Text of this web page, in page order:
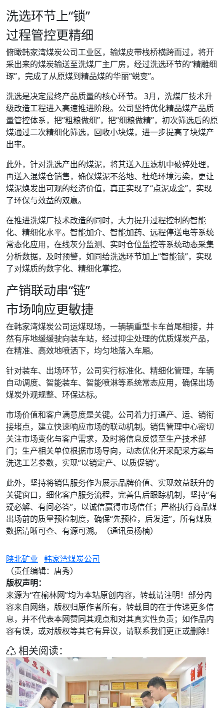
洗选环节上“锁”
过程管控更精细
俯瞰韩家湾煤炭公司工业区，输煤皮带栈桥横跨而过，将开
采出来的煤炭输送至洗煤厂主厂房，经过洗选环节的“精雕细
琢”，完成了从原煤到精品煤的华丽“蜕变”。
洗选是决定最终产品质量的核心环节。 3月，洗煤厂技术升
级改造工程进入高速推进阶段。公司坚持优化精品煤产品质
量管控体系，把“粗粮做细”，把“细粮做精”，初次筛选后的原
煤通过二次精细化筛选，回收小块煤，进一步提高了块煤产
出率。
此外，针对洗选产出的煤泥，将其送入压滤机中破碎处理，
再送入混煤仓销售，确保煤泥不落地、杜绝环境污染，更让
煤泥焕发出可观的经济价值，真正实现了“点泥成金”，实现
了环保与效益的双赢。
在推进洗煤厂技术改造的同时，大力提升过程控制的智能
化、精细化水平。智能加介、智能加药、远程停送电等系统
常态化应用，在线灰分监测、实时仓位监控等系统动态采集
分析数据，及时预警，如同给洗选环节加上“智能锁”，实现
了对煤质的数字化、精细化掌控。
产销联动串“链”
市场响应更敏捷
在韩家湾煤炭公司运煤现场，一辆辆重型卡车首尾相接，井
然有序地缓缓驶向装车站，经过抑尘处理的优质煤炭产品，
在精准、高效地喷洒下，均匀地落入车厢。
针对装车、出场环节，公司实行标准化、精细化管理，车辆
自动调度、智能装车、智能喷淋等系统常态应用，确保出场
煤炭外观规整、环保达标。
市场价值和客户满意度是关键。公司着力打通产、运、销衔
接堵点，建立快速响应市场的联动机制。销售管理中心密切
关注市场变化与客户需求，及时将信息反馈至生产技术部
门；生产相关单位根据市场导向，动态优化开采配采方案与
洗选工艺参数，实现“以销定产、以质促销”。
此外，坚持将销售服务作为展示品牌价值、实现效益跃升的
关键窗口，细化客户服务流程，完善售后跟踪机制，坚持“有
疑必解、有问必答”，以诚信赢得市场信任；严格执行商品煤
出场前的质量预检制度，确保“先预检，后发运”，所有煤质
数据清晰可查、有源可溯。（通讯员杨楠）
陕北矿业 韩家湾煤炭公司
（责任编辑：唐秀）
版权声明：
来源为“在榆林网”均为本站原创内容，转载请注明！部分内
容来自网络，版权归原作者所有，转载目的在于传递更多信
息，并不代表本网赞同其观点和对其真实性负责；如作品内
容有误，或对版权等其它有异议，请联系我们更正或删除！
相关阅读：